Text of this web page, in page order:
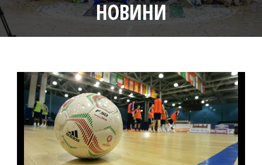
НОВИНИ